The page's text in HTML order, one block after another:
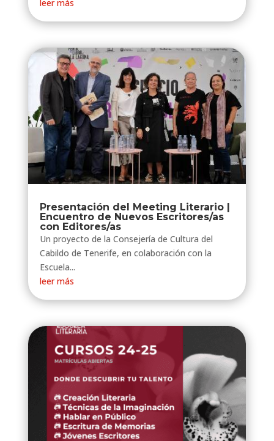
leer más
Presentación del Meeting Literario |
Encuentro de Nuevos Escritores/as
con Editores/as
Un proyecto de la Consejería de Cultura del
Cabildo de Tenerife, en colaboración con la
Escuela...
leer más